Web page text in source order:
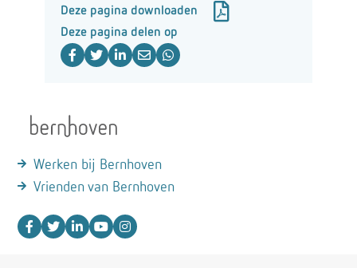
Deze pagina downloaden
Deze pagina delen op
Werken bij Bernhoven
Vrienden van Bernhoven